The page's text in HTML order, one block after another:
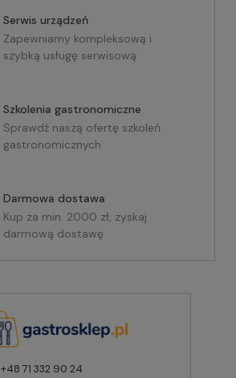
Serwis urządzeń
Zapewniamy kompleksową i
szybką usługę serwisową
Szkolenia gastronomiczne
Sprawdź naszą ofertę szkoleń
gastronomicznych
Darmowa dostawa
Kup za min. 2000 zł, zyskaj
darmową dostawę
+48 71 332 90 24